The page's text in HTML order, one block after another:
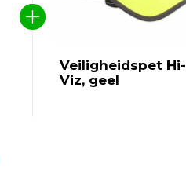
Veiligheidspet Hi-
Viz, geel